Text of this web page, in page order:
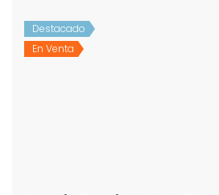
Destacado
En Venta